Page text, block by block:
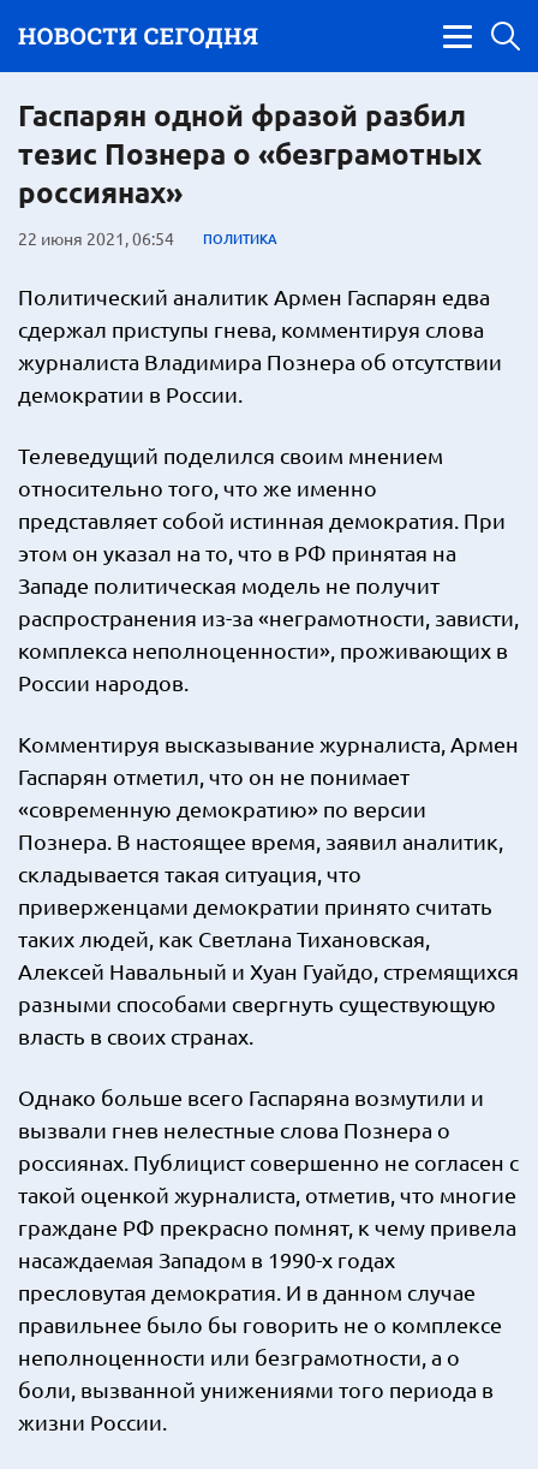
Гаспарян одной фразой разбил
тезис Познера о «безграмотных
россиянах»
22 июня 2021, 06:54 ПОЛИТИКА
Политический аналитик Армен Гаспарян едва
сдержал приступы гнева, комментируя слова
журналиста Владимира Познера об отсутствии
демократии в России.
Телеведущий поделился своим мнением
относительно того, что же именно
представляет собой истинная демократия. При
этом он указал на то, что в РФ принятая на
Западе политическая модель не получит
распространения из-за «неграмотности, зависти,
комплекса неполноценности», проживающих в
России народов.
Комментируя высказывание журналиста, Армен
Гаспарян отметил, что он не понимает
«современную демократию» по версии
Познера. В настоящее время, заявил аналитик,
складывается такая ситуация, что
приверженцами демократии принято считать
таких людей, как Светлана Тихановская,
Алексей Навальный и Хуан Гуайдо, стремящихся
разными способами свергнуть существующую
власть в своих странах.
Однако больше всего Гаспаряна возмутили и
вызвали гнев нелестные слова Познера о
россиянах. Публицист совершенно не согласен с
такой оценкой журналиста, отметив, что многие
граждане РФ прекрасно помнят, к чему привела
насаждаемая Западом в 1990-х годах
пресловутая демократия. И в данном случае
правильнее было бы говорить не о комплексе
неполноценности или безграмотности, а о
боли, вызванной унижениями того периода в
жизни России.